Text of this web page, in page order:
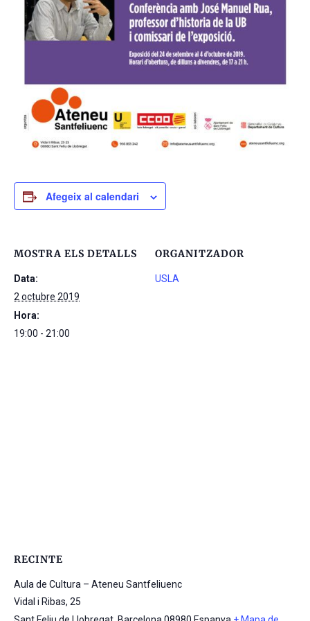
Afegeix al calendari
MOSTRA ELS DETALLS
Data:
2 octubre 2019
Hora:
19:00 - 21:00
ORGANITZADOR
USLA
RECINTE
Aula de Cultura – Ateneu Santfeliuenc
Vidal i Ribas, 25